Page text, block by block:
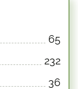
65
232
36